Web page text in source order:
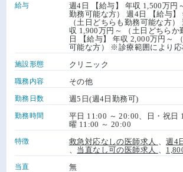
給与
週4日 【給与】 年収 1,500万円
勤務可能な方） 週4日 【給与】
（土日どちらも勤務可能な方
収 1,900万円～ （土日どちらか
日 【給与】 年収 2,000万円～
可能な方） ※診療範囲により応
施設形態 クリニック
職務内容 その他
勤務日数 週5日(週4日勤務可)
勤務時間
平日 11:00 ～ 20:00、日・祝日
曜 11:00 ～ 20:00
特徴 救急対応なしの医師求人 、週4
当直なし可の医師求人
当直 無